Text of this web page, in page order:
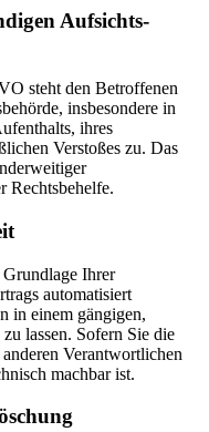
Aufsichts­
steht den Betroffenen
insbesondere in
ihres
Verstoßes zu. Das
Rechtsbehelfe.
Ihrer
automatisiert
in einem gängigen,
lassen. Sofern Sie die
Verantwortlichen
machbar ist.